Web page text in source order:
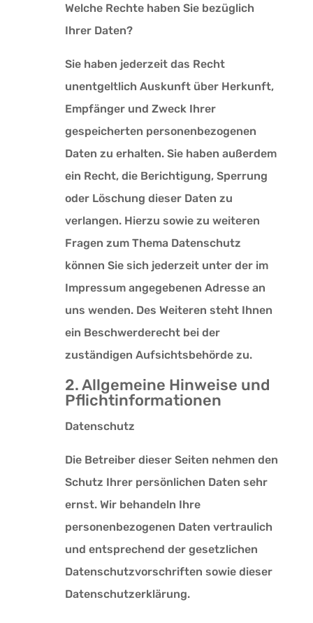
Welche Rechte haben Sie bezüglich
Ihrer Daten?
Sie haben jederzeit das Recht
unentgeltlich Auskunft über Herkunft,
Empfänger und Zweck Ihrer
gespeicherten personenbezogenen
Daten zu erhalten. Sie haben außerdem
ein Recht, die Berichtigung, Sperrung
oder Löschung dieser Daten zu
verlangen. Hierzu sowie zu weiteren
Fragen zum Thema Datenschutz
können Sie sich jederzeit unter der im
Impressum angegebenen Adresse an
uns wenden. Des Weiteren steht Ihnen
ein Beschwerderecht bei der
zuständigen Aufsichtsbehörde zu.
2. Allgemeine Hinweise und
Pflichtinformationen
Datenschutz
Die Betreiber dieser Seiten nehmen den
Schutz Ihrer persönlichen Daten sehr
ernst. Wir behandeln Ihre
personenbezogenen Daten vertraulich
und entsprechend der gesetzlichen
Datenschutzvorschriften sowie dieser
Datenschutzerklärung.